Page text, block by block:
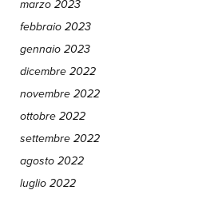
marzo 2023
febbraio 2023
gennaio 2023
dicembre 2022
novembre 2022
ottobre 2022
settembre 2022
agosto 2022
luglio 2022